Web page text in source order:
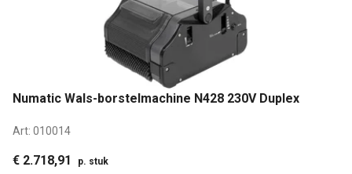
Numatic Wals-borstelmachine N428 230V Duplex
Art: 010014
€ 2.718,91 p. stuk